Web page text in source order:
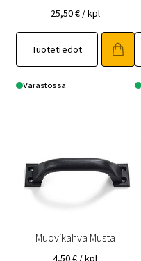
25,50€ / kpl
Tuotetiedot
Varastossa
Muovikahva Musta
4,50€ / kpl